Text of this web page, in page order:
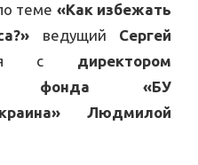
теме «Как избежать
ведущий Сергей
с директором
фонда «БУ
Людмилой